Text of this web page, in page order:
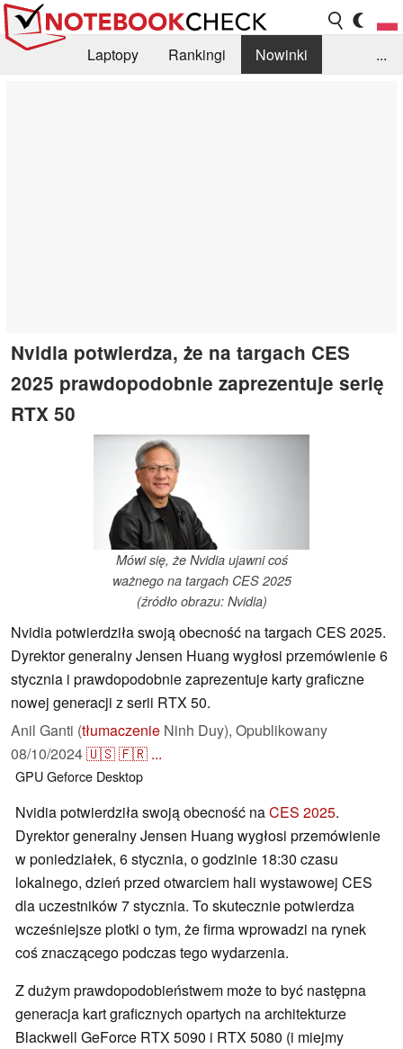
Laptopy Rankingi
Nowinki
...
Nvidia potwierdza, że na targach CES
2025 prawdopodobnie zaprezentuje serię
RTX 50
Mówi się, że Nvidia ujawni coś
ważnego na targach CES 2025
(źródło obrazu: Nvidia)
Nvidia potwierdziła swoją obecność na targach CES 2025.
Dyrektor generalny Jensen Huang wygłosi przemówienie 6
stycznia i prawdopodobnie zaprezentuje karty graficzne
nowej generacji z serii RTX 50.
Anil Ganti (tłumaczenie Ninh Duy), Opublikowany
08/10/2024🇺🇸🇫🇷 ...
GPUGeforce Desktop
Nvidia potwierdziła swoją obecność naCES 2025.
Dyrektor generalny Jensen Huang wygłosi przemówienie
wponiedziałek, 6 stycznia, o godzinie 18:30 czasu
lokalnego, dzień przed otwarciem hali wystawowej CES
dla uczestników 7 stycznia. To skutecznie potwierdza
wcześniejsze plotki o tym, że firma wprowadzi na rynek
coś znaczącego podczas tego wydarzenia.
Z dużym prawdopodobieństwem może to być następna
generacja kart graficznych opartych na architekturze
Blackwell GeForce RTX 5090 i RTX 5080 (i miejmy